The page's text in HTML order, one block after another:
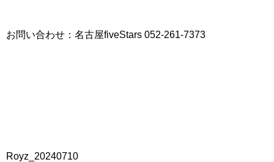
お問い合わせ：名古屋fiveStars 052-261-7373
Royz_20240710